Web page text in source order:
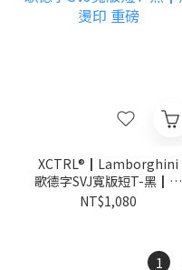
XCTRL®┃Lamborghini
歌德字SVJ寬版短T-黑┃熱
燙印 重磅
NT$1,080
1